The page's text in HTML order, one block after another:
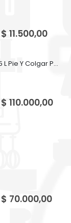
$ 11.500,00
Termotanque Gas Longvie 75 L Pie Y Colgar Poliuretano T5075d Color Blanco
$ 110.000,00
$ 70.000,00